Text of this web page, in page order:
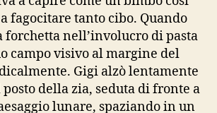
fagocitare tanto cibo. Quando
forchetta nell’involucro di pasta
campo visivo al margine del
Gigi alzò lentamente
posto della zia, seduta di fronte a
lunare, spaziando in un